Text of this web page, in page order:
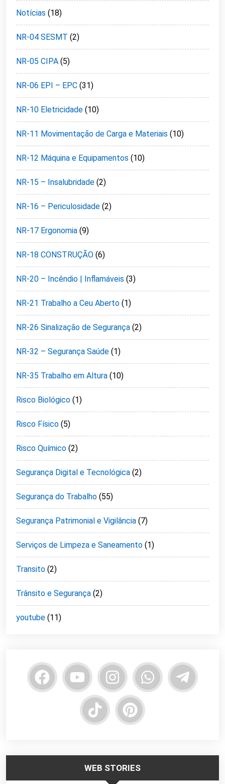
Notícias (18)
NR-04 SESMT (2)
NR-05 CIPA (5)
NR-06 EPI – EPC (31)
NR-10 Eletricidade (10)
NR-11 Movimentação de Carga e Materiais (10)
NR-12 Máquina e Equipamentos (10)
NR-15 – Insalubridade (2)
NR-16 – Periculosidade (2)
NR-17 Ergonomia (9)
NR-18 CONSTRUÇÃO (6)
NR-20 – Incêndio | Inflamáveis (3)
NR-21 Trabalho a Ceu Aberto (1)
NR-26 Sinalização de Segurança (2)
NR-32 – Segurança Saúde (1)
NR-35 Trabalho em Altura (10)
Risco Biológico (1)
Risco Físico (5)
Risco Químico (2)
Segurança Digital e Tecnológica (2)
Segurança do Trabalho (55)
Segurança Patrimonial e Vigilância (7)
Serviços de Limpeza e Saneamento (1)
Transito (2)
Trânsito e Segurança (2)
youtube (11)
WEB STORIES
Trabalhar no
Responsabilidade